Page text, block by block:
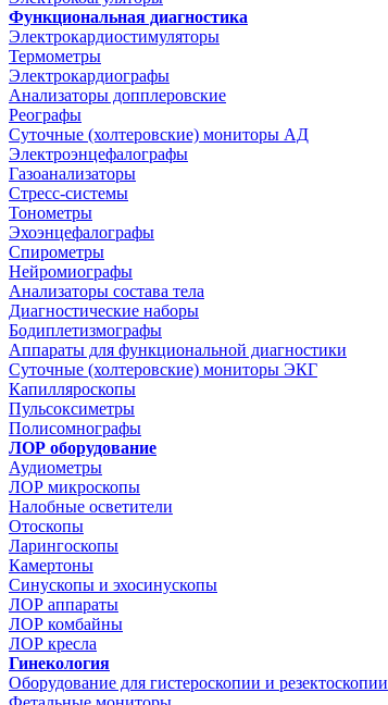
Функциональная диагностика
Электрокардиостимуляторы
Термометры
Электрокардиографы
Анализаторы допплеровские
Реографы
Суточные (холтеровские) мониторы АД
Электроэнцефалографы
Газоанализаторы
Стресс-системы
Тонометры
Эхоэнцефалографы
Спирометры
Нейромиографы
Анализаторы состава тела
Диагностические наборы
Бодиплетизмографы
Аппараты для функциональной диагностики
Суточные (холтеровские) мониторы ЭКГ
Капилляроскопы
Пульсоксиметры
Полисомнографы
ЛОР оборудование
Аудиометры
ЛОР микроскопы
Налобные осветители
Отоскопы
Ларингоскопы
Камертоны
Синускопы и эхосинускопы
ЛОР аппараты
ЛОР комбайны
ЛОР кресла
Гинекология
Оборудование для гистероскопии и резектоскопии